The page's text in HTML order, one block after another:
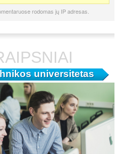
rodomas jų IP adresas.
universitetas